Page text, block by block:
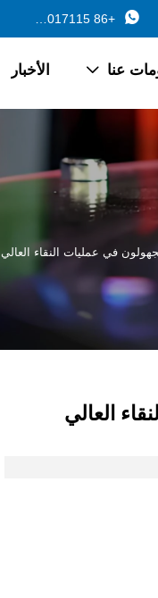

+86 13162017115
عنا  الأخبار
في عمليات النقاء العالي
العالي